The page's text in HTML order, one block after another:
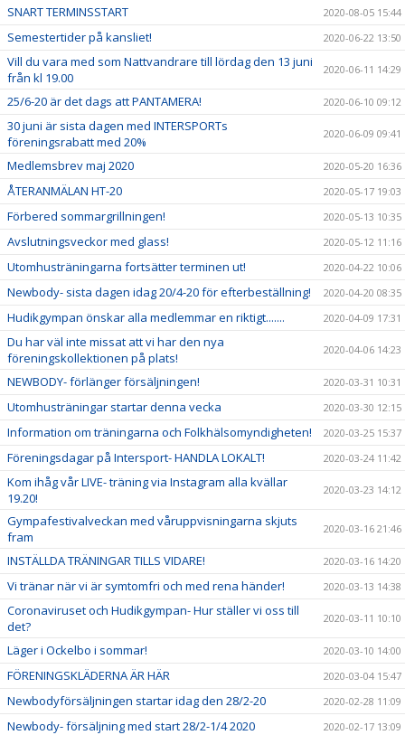
SNART TERMINSSTART 2020-08-05 15:44
Semestertider på kansliet! 2020-06-22 13:50
Vill du vara med som Nattvandrare till lördag den 13 juni
från kl 19.00
2020-06-11 14:29
25/6-20 är det dags att PANTAMERA! 2020-06-10 09:12
30 juni är sista dagen med INTERSPORTs
föreningsrabatt med 20%
2020-06-09 09:41
Medlemsbrev maj 2020 2020-05-20 16:36
ÅTERANMÄLAN HT-20 2020-05-17 19:03
Förbered sommargrillningen! 2020-05-13 10:35
Avslutningsveckor med glass! 2020-05-12 11:16
Utomhusträningarna fortsätter terminen ut! 2020-04-22 10:06
Newbody- sista dagen idag 20/4-20 för efterbeställning! 2020-04-20 08:35
Hudikgympan önskar alla medlemmar en riktigt....... 2020-04-09 17:31
Du har väl inte missat att vi har den nya
föreningskollektionen på plats!
2020-04-06 14:23
NEWBODY- förlänger försäljningen! 2020-03-31 10:31
Utomhusträningar startar denna vecka 2020-03-30 12:15
Information om träningarna och Folkhälsomyndigheten! 2020-03-25 15:37
Föreningsdagar på Intersport- HANDLA LOKALT! 2020-03-24 11:42
Kom ihåg vår LIVE- träning via Instagram alla kvällar
19.20!
2020-03-23 14:12
Gympafestivalveckan med våruppvisningarna skjuts
fram
2020-03-16 21:46
INSTÄLLDA TRÄNINGAR TILLS VIDARE! 2020-03-16 14:20
Vi tränar när vi är symtomfri och med rena händer! 2020-03-13 14:38
Coronaviruset och Hudikgympan- Hur ställer vi oss till
det?
2020-03-11 10:10
Läger i Ockelbo i sommar! 2020-03-10 14:00
FÖRENINGSKLÄDERNA ÄR HÄR 2020-03-04 15:47
Newbodyförsäljningen startar idag den 28/2-20 2020-02-28 11:09
Newbody- försäljning med start 28/2-1/4 2020 2020-02-17 13:09